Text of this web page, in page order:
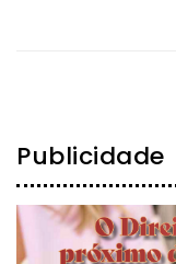
Publicidade